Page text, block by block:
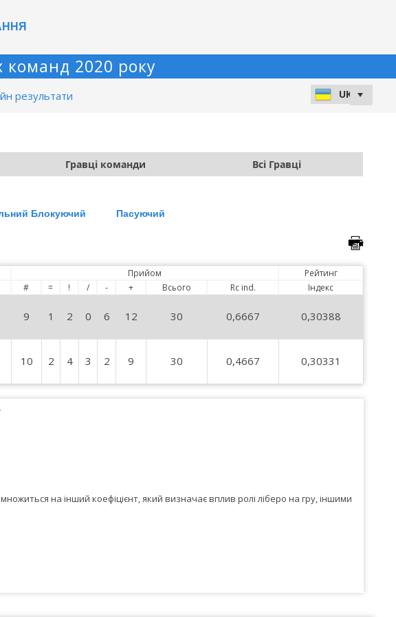
команд 2020 року
результати
Гравці команди Всі Гравці
Блокуючий Пасуючий
Прийом
Рейтинг
# = ! / - + Всього Rc ind. Індекс
9 1 2 0 6 12 30 0,6667 0,30388
10 2 4 3 2 9 30 0,4667 0,30331
на інший коефіцієнт, який визначає вплив ролі ліберо на гру, іншими